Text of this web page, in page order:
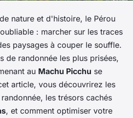
nature et d'histoire, le Pérou
: marcher sur les traces
paysages à couper le souffle.
de randonnée les plus prisées,
au Machu Picchu se
article, vous découvrirez les
les trésors cachés
, et comment optimiser votre